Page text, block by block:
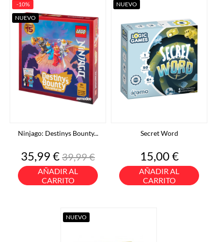
Ninjago: Destinys Bounty...
Precio
35,99 €Precio
base
39,99 €
AÑADIR AL
CARRITO
-10%
NUEVO
Secret Word
Precio
15,00 €
AÑADIR AL
CARRITO
NUEVO
NUEVO